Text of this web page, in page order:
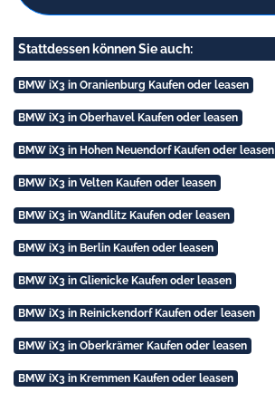
Stattdessen können Sie auch:
BMW iX3 in Oranienburg Kaufen oder leasen
BMW iX3 in Oberhavel Kaufen oder leasen
BMW iX3 in Hohen Neuendorf Kaufen oder leasen
BMW iX3 in Velten Kaufen oder leasen
BMW iX3 in Wandlitz Kaufen oder leasen
BMW iX3 in Berlin Kaufen oder leasen
BMW iX3 in Glienicke Kaufen oder leasen
BMW iX3 in Reinickendorf Kaufen oder leasen
BMW iX3 in Oberkrämer Kaufen oder leasen
BMW iX3 in Kremmen Kaufen oder leasen